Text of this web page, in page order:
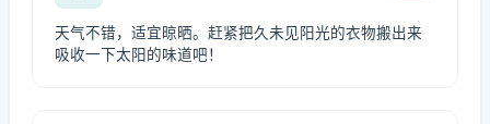
天气不错，适宜晾晒。赶紧把久未见阳光的衣物搬出来
吸收一下太阳的味道吧！